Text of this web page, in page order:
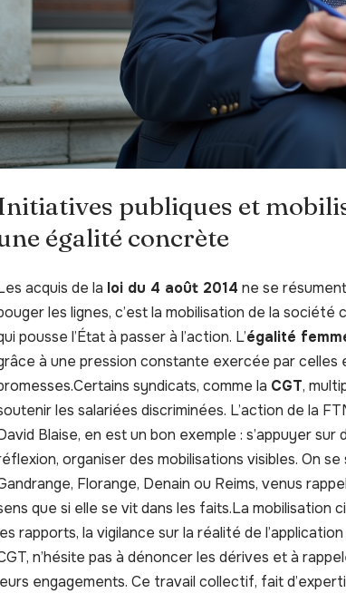
publiques et
égalité concrète
acquis de la loi du 4 août 2014 ne se
les lignes, c’est la mobilisation de la
pousse l’État à passer à l’action. L’égalité
à une pression constante exercée par celles
syndicats, comme la CGT,
les salariées discriminées. L’action de la
Blaise, en est un bon exemple : s’appuyer sur
organiser des mobilisations visibles. On
Florange, Denain ou Reims, venus
que si elle se vit dans les faits.La
rapports, la vigilance sur la réalité de
n’hésite pas à dénoncer les dérives et à
engagements. Ce travail collectif, fait